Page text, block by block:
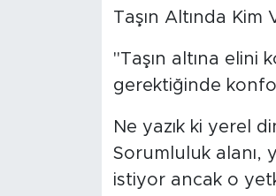
Taşın Altında Kim
"Taşın altına elini
gerektiğinde
Ne yazık ki yerel
Sorumluluk alanı,
istiyor ancak o